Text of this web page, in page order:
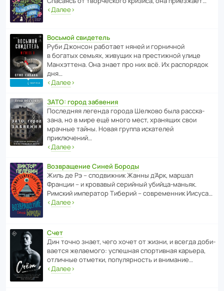
‹Далее›
Восьмой свидетель
Руби Джонсон рабо­тает няней и горни­чной
в богатых семьях, живущих на прес­ти­жной улице
Манх­эт­тена. Она знает про них всё. Их распо­рядок
дня…
‹Далее›
ЗАТО: город забвения
После­дняя легенда города Шелково была расска­
зана, но в мире ещё много мест, хранящих свои
мрачные тайны. Новая группа иска­телей
приключений…
‹Далее›
Возвращение Синей Бороды
Жиль де Рэ – спод­ви­жник Жанны д’Арк, маршал
Франции – и кровавый серийный убийца-маньяк.
Римский импе­ратор Тиберий – совре­менник Иисуса…
‹Далее›
Счет
Дин точно знает, чего хочет от жизни, и всегда доби­
ва­ется жела­е­мого: успе­шная спор­ти­вная карьера,
отли­чные отметки, попу­ля­р­ность и внимание…
‹Далее›